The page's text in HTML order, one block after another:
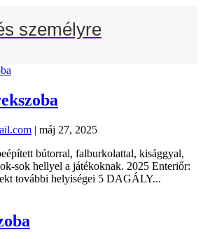
személyre
| máj 27, 2025
bútorral, falburkolattal, kisággyal,
sok hellyel a játékoknak. 2025 Enteriőr:
további helyiségei 5 DAGÁLY...